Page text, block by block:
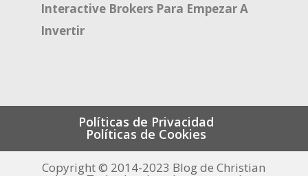
Interactive Brokers Para Empezar A
Invertir
Políticas de Privacidad
Políticas de Cookies
Copyright © 2014-2023 Blog de Christian